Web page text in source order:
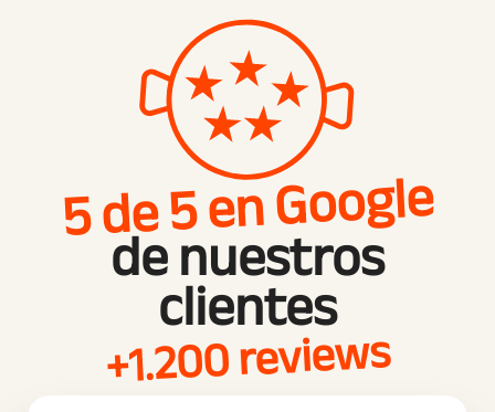
5 de 5 en Google
de nuestros
clientes
+1.200 reviews